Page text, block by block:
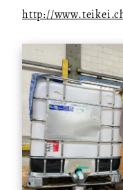
http://